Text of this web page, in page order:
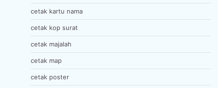
cetak kartu nama
cetak kop surat
cetak majalah
cetak map
cetak poster